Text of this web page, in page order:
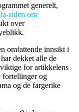
generelt,
siden om
over
omfattende innsikt i
dekket alle de
for artikkelens
fortellinger og
og de fargerike